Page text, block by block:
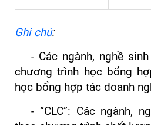
Ghi chú:
- Các ngành, nghề
chương trình học bổng
học bổng hợp tác doanh
- “CLC”: Các ngành,